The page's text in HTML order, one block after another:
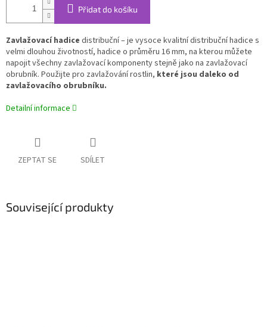
Přidat do košíku
Zavlažovací hadice distribuční – je vysoce kvalitní distribuční hadice s
velmi dlouhou životností, hadice o průměru 16 mm, na kterou můžete
napojit všechny zavlažovací komponenty stejně jako na zavlažovací
obrubník. Použijte pro zavlažování rostlin, které jsou daleko od
zavlažovacího obrubníku.
Detailní informace
ZEPTAT SE SDÍLET
Související produkty